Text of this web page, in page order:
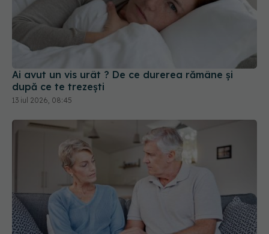
Ai avut un vis urât ? De ce durerea rămâne și
după ce te trezești
13 iul 2026, 08:45